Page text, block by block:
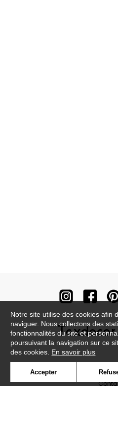
Notre site utilise des cookies afin
naviguer. Nous collectons des
fonctionnalités du site et
poursuivant la navigation sur ce
des cookies. En savoir plus
Accepter